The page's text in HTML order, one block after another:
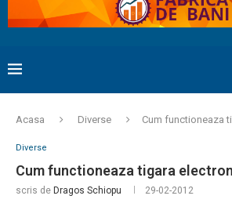
Acasa Diverse Cum functioneaza
Diverse
Cum functioneaza tigara
scris de Dragos Schiopu 29-02-2012